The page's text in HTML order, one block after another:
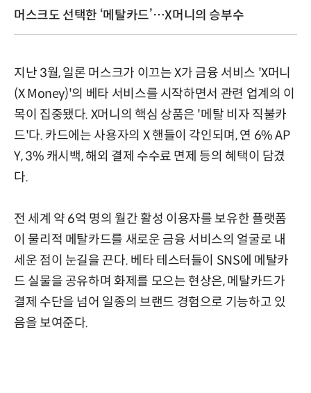
머스크도 선택한 ‘메탈카드’…X머니의 승부수
지난 3월, 일론 머스크가 이끄는 X가 금융 서비스 'X머니
(X Money)'의 베타 서비스를 시작하면서 관련 업계의 이
목이 집중됐다. X머니의 핵심 상품은 '메탈 비자 직불카
드'다. 카드에는 사용자의 X 핸들이 각인되며, 연 6% AP
Y, 3% 캐시백, 해외 결제 수수료 면제 등의 혜택이 담겼
다.
전 세계 약 6억 명의 월간 활성 이용자를 보유한 플랫폼
이 물리적 메탈카드를 새로운 금융 서비스의 얼굴로 내
세운 점이 눈길을 끈다. 베타 테스터들이 SNS에 메탈카
드 실물을 공유하며 화제를 모으는 현상은, 메탈카드가
결제 수단을 넘어 일종의 브랜드 경험으로 기능하고 있
음을 보여준다.